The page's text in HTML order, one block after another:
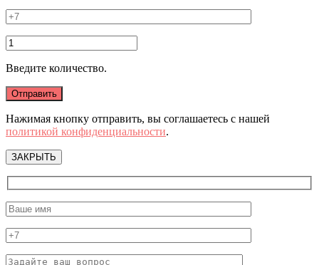
Введите количество.
Нажимая кнопку отправить, вы соглашаетесь с нашей
политикой конфиденциальности.
ЗАКРЫТЬ